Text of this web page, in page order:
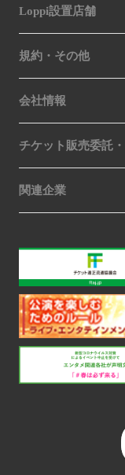
Loppi設置店舗
規約・その他
会社情報
チケット販売委託
関連企業